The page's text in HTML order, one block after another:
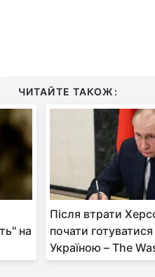
ЧИТАЙТЕ ТАКОЖ:
на
Після втрати
почати
Україною – The